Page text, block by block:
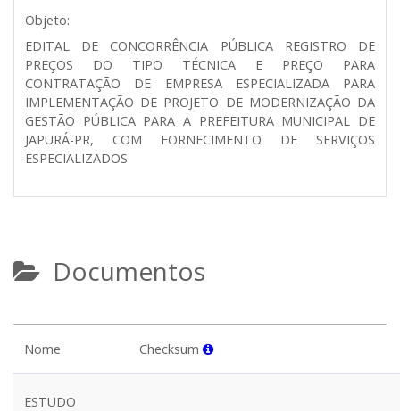
Objeto:
EDITAL DE CONCORRÊNCIA PÚBLICA REGISTRO DE
PREÇOS DO TIPO TÉCNICA E PREÇO PARA
CONTRATAÇÃO DE EMPRESA ESPECIALIZADA PARA
IMPLEMENTAÇÃO DE PROJETO DE MODERNIZAÇÃO DA
GESTÃO PÚBLICA PARA A PREFEITURA MUNICIPAL DE
JAPURÁ-PR, COM FORNECIMENTO DE SERVIÇOS
ESPECIALIZADOS
Documentos
Nome Checksum
ESTUDO